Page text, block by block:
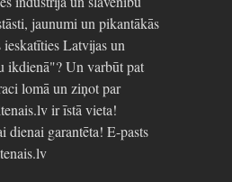
jaunumi un pikantākās
Latvijas un
ikdienā"? Un varbūt pat
lomā un ziņot par
ir īstā vieta!
dienai garantēta! E-pasts